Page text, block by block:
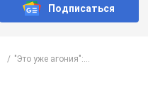
Подписаться
"Это уже агония":...